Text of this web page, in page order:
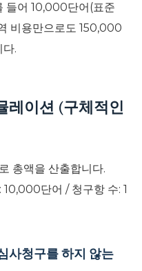
들어 10,000단어(표준
비용만으로도 150,000
.
레이션 (구체적인
총액을 산출합니다.
10,000단어 / 청구항 수: 1
사청구를 하지 않는